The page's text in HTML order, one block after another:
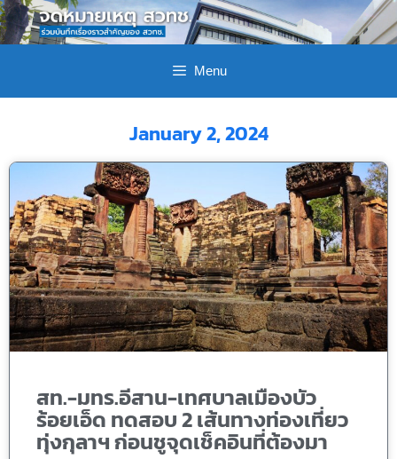
Menu
January 2, 2024
สท.-มทร.อีสาน-เทศบาลเมืองบัว
ร้อยเอ็ด ทดสอบ 2 เส้นทางท่องเที่ยว
ทุ่งกุลาฯ ก่อนชูจุดเช็คอินที่ต้องมา